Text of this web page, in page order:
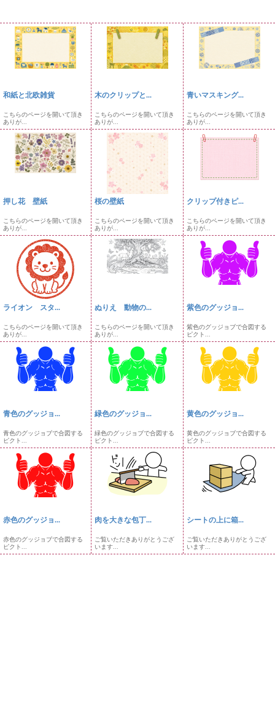
和紙と北欧雑貨
こちらのページを開いて頂き
ありが...
木のクリップと...
こちらのページを開いて頂き
ありが...
青いマスキング...
こちらのページを開いて頂き
ありが...
押し花 壁紙
こちらのページを開いて頂き
ありが...
桜の壁紙
こちらのページを開いて頂き
ありが...
クリップ付きピ...
こちらのページを開いて頂き
ありが...
ライオン スタ...
こちらのページを開いて頂き
ありが...
ぬりえ 動物の...
こちらのページを開いて頂き
ありが...
紫色のグッジョ...
紫色のグッジョブで合図する
ピクト...
青色のグッジョ...
青色のグッジョブで合図する
ピクト...
緑色のグッジョ...
緑色のグッジョブで合図する
ピクト...
黄色のグッジョ...
黄色のグッジョブで合図する
ピクト...
赤色のグッジョ...
赤色のグッジョブで合図する
ピクト...
肉を大きな包丁...
ご覧いただきありがとうござ
います...
シートの上に箱...
ご覧いただきありがとうござ
います...